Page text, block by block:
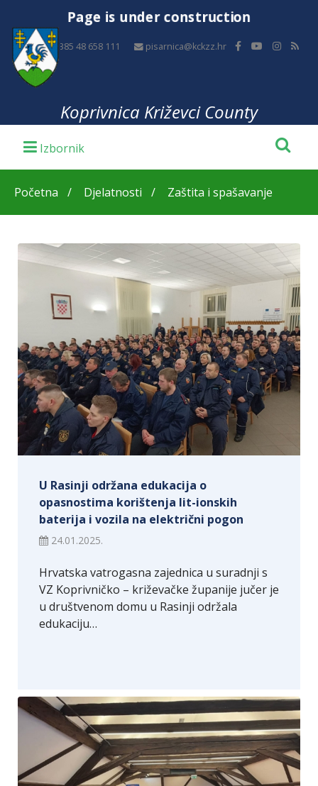
Page is under construction
+385 48 658 111 pisarnica@kckzz.hr
Koprivnica Križevci County
Početna Djelatnosti Zaštita i spašavanje
U Rasinji održana edukacija o
opasnostima korištenja lit-ionskih
baterija i vozila na električni pogon
24.01.2025.
Hrvatska vatrogasna zajednica u suradnji s
VZ Koprivničko – križevačke županije jučer je
u društvenom domu u Rasinji održala
edukaciju…